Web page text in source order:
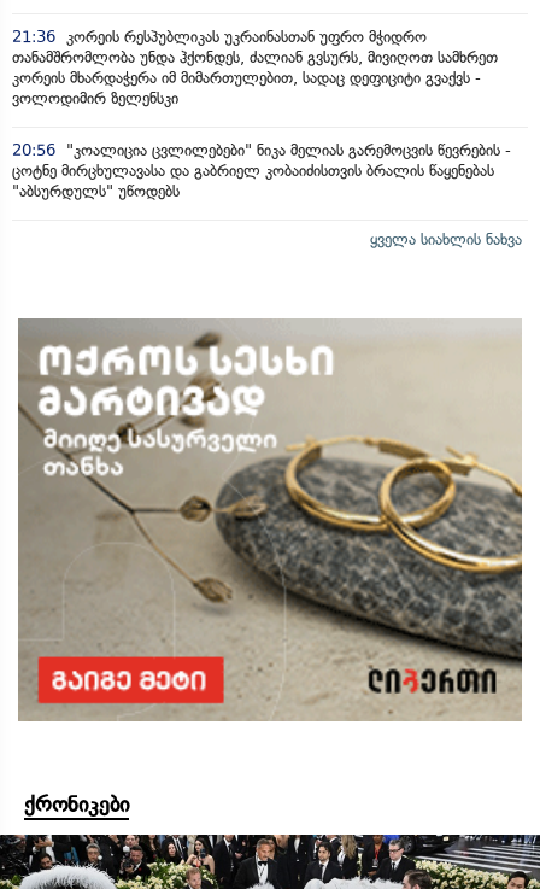
21:36
კორეის რესპუბლიკას უკრაინასთან უფრო მჭიდრო
თანამშრომლობა უნდა ჰქონდეს, ძალიან გვსურს, მივიღოთ სამხრეთ
კორეის მხარდაჭერა იმ მიმართულებით, სადაც დეფიციტი გვაქვს -
ვოლოდიმირ ზელენსკი
20:56
"კოალიცია ცვლილებები" ნიკა მელიას გარემოცვის წევრების -
ცოტნე მირცხულავასა და გაბრიელ კობაიძისთვის ბრალის წაყენებას
"აბსურდულს" უწოდებს
ყველა სიახლის ნახვა
ქრონიკები